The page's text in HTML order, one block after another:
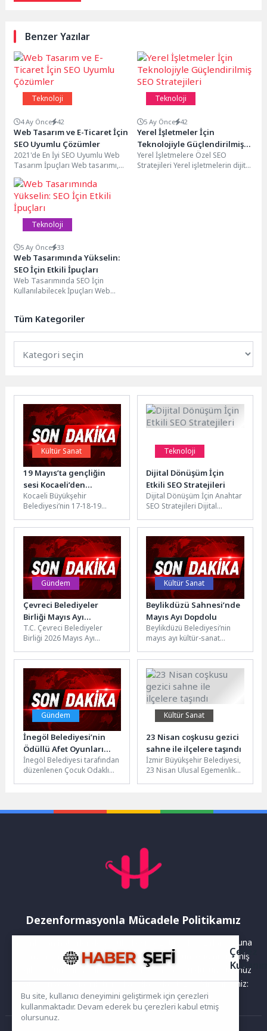
Benzer Yazılar
Teknoloji
4 Ay Önce 42
Web Tasarım ve E-Ticaret İçin
SEO Uyumlu Çözümler
2021'de En İyi SEO Uyumlu Web
Tasarım İpuçları Web tasarımı,
bir web sitesinin başarısı için...
Teknoloji
5 Ay Önce 42
Yerel İşletmeler İçin
Teknolojiyle Güçlendirilmiş
SEO Stratejileri
Yerel İşletmelere Özel SEO
Stratejileri Yerel işletmelerin dijital
Teknoloji
5 Ay Önce 33
Web Tasarımında Yükselin:
SEO İçin Etkili İpuçları
Web Tasarımında SEO İçin
Kullanılabilecek İpuçları Web
Tüm Kategoriler
Kültür Sanat
19 Mayıs’ta gençliğin
sesi Kocaeli’den
yükselecek
Kocaeli Büyükşehir
Belediyesi’nin 17-18-19
İrade Meydanı’nda
düzenleyeceği Türkiye’nin en
genç, en...
Teknoloji
Dijital Dönüşüm İçin
Etkili SEO Stratejileri
Dijital Dönüşüm İçin Anahtar
SEO Stratejileri Dijital
rekabetçi kalabilmesi ve
büyümesi için önemli...
Gündem
Çevreci Belediyeler
Birliği Mayıs Ayı
Encümen Toplantısı
Manisa’da
gerçekleştirildi
T.C. Çevreci Belediyeler
Birliği 2026 Mayıs Ayı
Başkanı ve Burhaniye
Belediye Başkanı...
Kültür Sanat
Beylikdüzü Sahnesi’nde
Mayıs Ayı Dopdolu
Beylikdüzü Belediyesi’nin
mayıs ayı kültür-sanat
konserlere uzanan dopdolu
etkinliklerle sanatseverleri
ağırlayacak. Çocuk
oyunları,...
Gündem
İnegöl Belediyesi’nin
Ödüllü Afet Oyunları
Erişime Açıldı
İnegöl Belediyesi tarafından
düzenlenen Çocuk Odaklı
Kültür Sanat
23 Nisan coşkusu gezici
sahne ile ilçelere taşındı
İzmir Büyükşehir Belediyesi,
23 Nisan Ulusal Egemenlik
Dezenformasyonla Mücadele Politikamız
Yayınlanan haberler doğruluk ilkesi gözetilerek hazırlanır. Buna
rağmen bazı içeriklerde eksik, hatalı veya güncelliğini yitirmiş
bilgiler bulunabilir.Yanlış veya yanıltıcı olduğunu düşündüğünüz
haberleri aşağıdaki iletişim kanallarından bize bildirebilirsiniz:
Çerez
Bu site, kullanıcı deneyimini geliştirmek için çerezleri
kullanmaktadır. Devam ederek bu çerezleri kabul etmiş
olursunuz.